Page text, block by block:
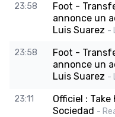
23:58
Foot -
annonce un
Luis Suarez -
23:58
Foot -
annonce un
Luis Suarez -
23:11
Officiel : Take
Sociedad -